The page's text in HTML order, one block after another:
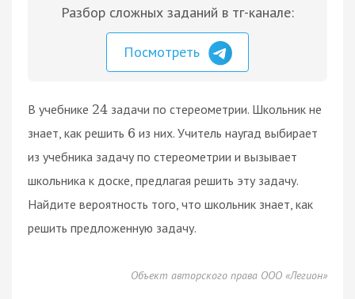
Разбор сложных заданий в тг-канале:
Посмотреть
В учебнике 24 задачи по стереометрии. Школьник не
знает, как решить 6 из них. Учитель наугад выбирает
из учебника задачу по стереометрии и вызывает
школьника к доске, предлагая решить эту задачу.
Найдите вероятность того, что школьник знает, как
решить предложенную задачу.
Объект авторского права ООО «Легион»